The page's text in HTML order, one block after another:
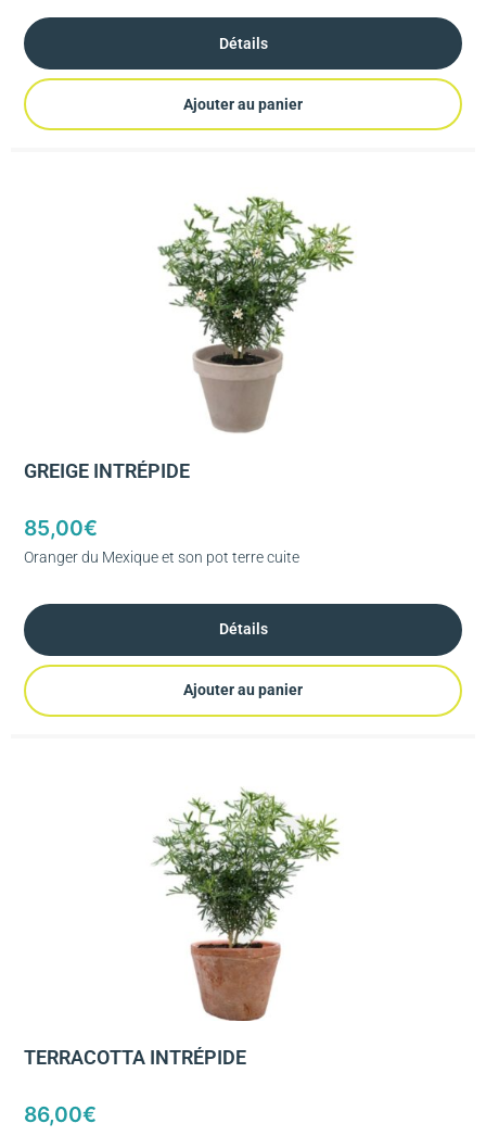
Détails
Ajouter au panier
GREIGE INTRÉPIDE
85,00€
Oranger du Mexique et son pot terre cuite
Détails
Ajouter au panier
TERRACOTTA INTRÉPIDE
86,00€